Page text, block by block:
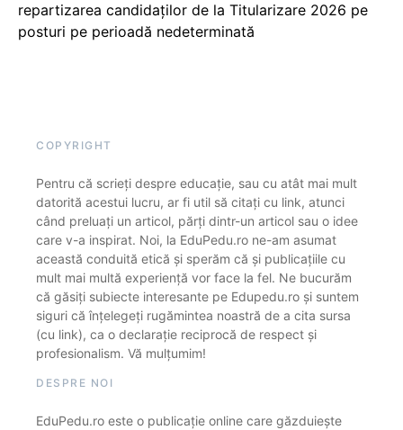
repartizarea candidaților de la Titularizare 2026 pe
posturi pe perioadă nedeterminată
COPYRIGHT
Pentru că scrieți despre educație, sau cu atât mai mult
datorită acestui lucru, ar fi util să citați cu link, atunci
când preluați un articol, părți dintr-un articol sau o idee
care v-a inspirat. Noi, la EduPedu.ro ne-am asumat
această conduită etică și sperăm că și publicațiile cu
mult mai multă experiență vor face la fel. Ne bucurăm
că găsiți subiecte interesante pe Edupedu.ro și suntem
siguri că înțelegeți rugămintea noastră de a cita sursa
(cu link), ca o declarație reciprocă de respect și
profesionalism. Vă mulțumim!
DESPRE NOI
EduPedu.ro este o publicație online care găzduiește